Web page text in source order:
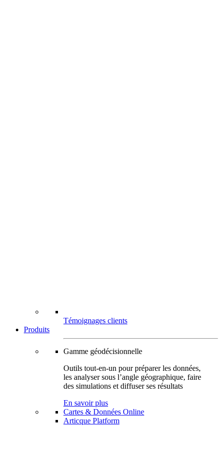
Témoignages clients
Produits
Gamme géodécisionnelle
Outils tout-en-un pour préparer les données,
les analyser sous l’angle géographique, faire
des simulations et diffuser ses résultats
En savoir plus
Cartes & Données Online
Articque Platform